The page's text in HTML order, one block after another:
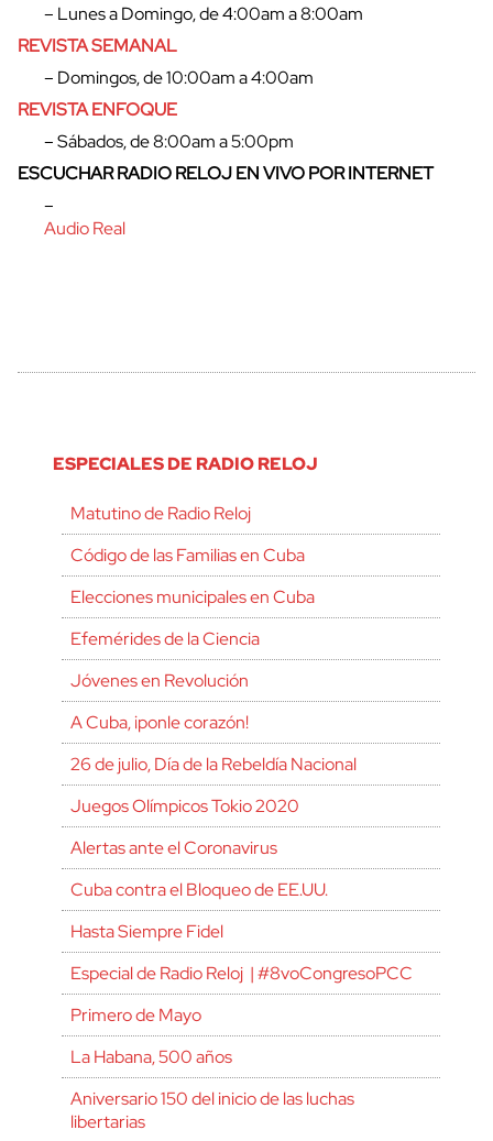
– Lunes a Domingo, de 4:00am a 8:00am
REVISTA SEMANAL
– Domingos, de 10:00am a 4:00am
REVISTA ENFOQUE
– Sábados, de 8:00am a 5:00pm
ESCUCHAR RADIO RELOJ EN VIVO POR INTERNET
–
Audio Real
ESPECIALES DE RADIO RELOJ
Matutino de Radio Reloj
Código de las Familias en Cuba
Elecciones municipales en Cuba
Efemérides de la Ciencia
Jóvenes en Revolución
A Cuba, ¡ponle corazón!
26 de julio, Día de la Rebeldía Nacional
Juegos Olímpicos Tokio 2020
Alertas ante el Coronavirus
Cuba contra el Bloqueo de EE.UU.
Hasta Siempre Fidel
Especial de Radio Reloj | #8voCongresoPCC
Primero de Mayo
La Habana, 500 años
Aniversario 150 del inicio de las luchas
libertarias